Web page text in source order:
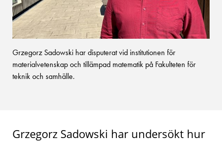
Grzegorz Sadowski har disputerat vid institutionen för
materialvetenskap och tillämpad matematik på Fakulteten för
teknik och samhälle.
Grzegorz Sadowski har undersökt hur